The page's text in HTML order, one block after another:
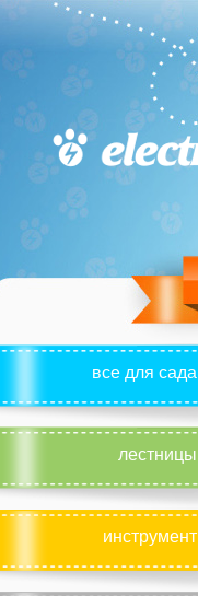
все для сада
лестницы
инструмент